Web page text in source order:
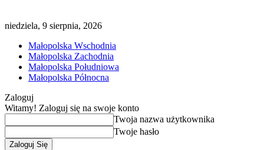
niedziela, 9 sierpnia, 2026
Małopolska Wschodnia
Małopolska Zachodnia
Małopolska Południowa
Małopolska Północna
Zaloguj
Witamy! Zaloguj się na swoje konto
Twoja nazwa użytkownika
Twoje hasło